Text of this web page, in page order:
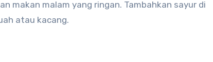
makan malam yang ringan. Tambahkan sayur di
atau kacang.